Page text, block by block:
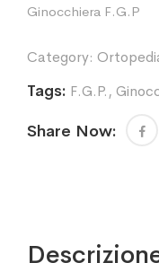
Ginocchiera F.G.P
Category:
Tags: F.G.P.,
Share Now: